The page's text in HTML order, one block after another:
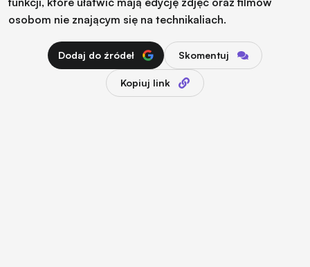
osobom nie znającym się na technikaliach.
Dodaj do źródeł Skomentuj
Kopiuj link